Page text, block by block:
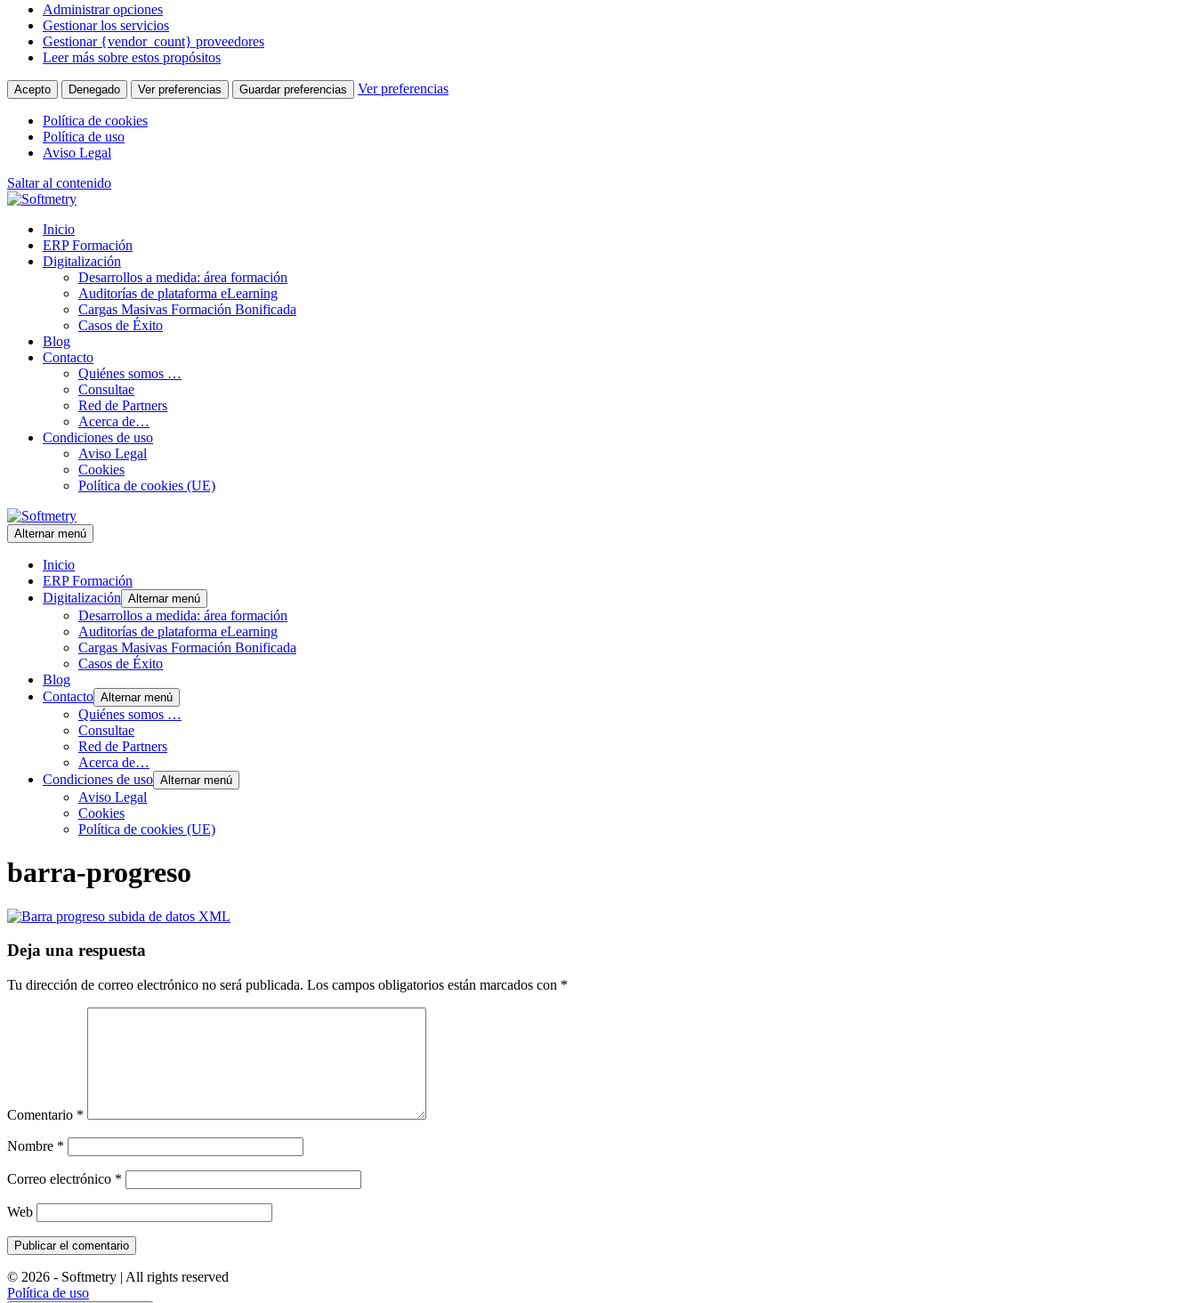
Administrar opciones
Gestionar los servicios
Gestionar {vendor_count} proveedores
Leer más sobre estos propósitos
Acepto Denegado Ver preferencias Guardar preferencias Ver preferencias
Política de cookies
Política de uso
Aviso Legal
Saltar al contenido
Inicio
ERP Formación
Digitalización
Desarrollos a medida: área formación
Auditorías de plataforma eLearning
Cargas Masivas Formación Bonificada
Casos de Éxito
Blog
Contacto
Quiénes somos …
Consultae
Red de Partners
Acerca de…
Condiciones de uso
Aviso Legal
Cookies
Política de cookies (UE)
Alternar menú
Inicio
ERP Formación
Digitalización Alternar menú
Desarrollos a medida: área formación
Auditorías de plataforma eLearning
Cargas Masivas Formación Bonificada
Casos de Éxito
Blog
Contacto Alternar menú
Quiénes somos …
Consultae
Red de Partners
Acerca de…
Condiciones de uso Alternar menú
Aviso Legal
Cookies
Política de cookies (UE)
barra-progreso
Deja una respuesta
Tu dirección de correo electrónico no será publicada. Los campos obligatorios están marcados con *
Comentario *
Nombre *
Correo electrónico *
Web
© 2026 - Softmetry | All rights reserved
Política de uso